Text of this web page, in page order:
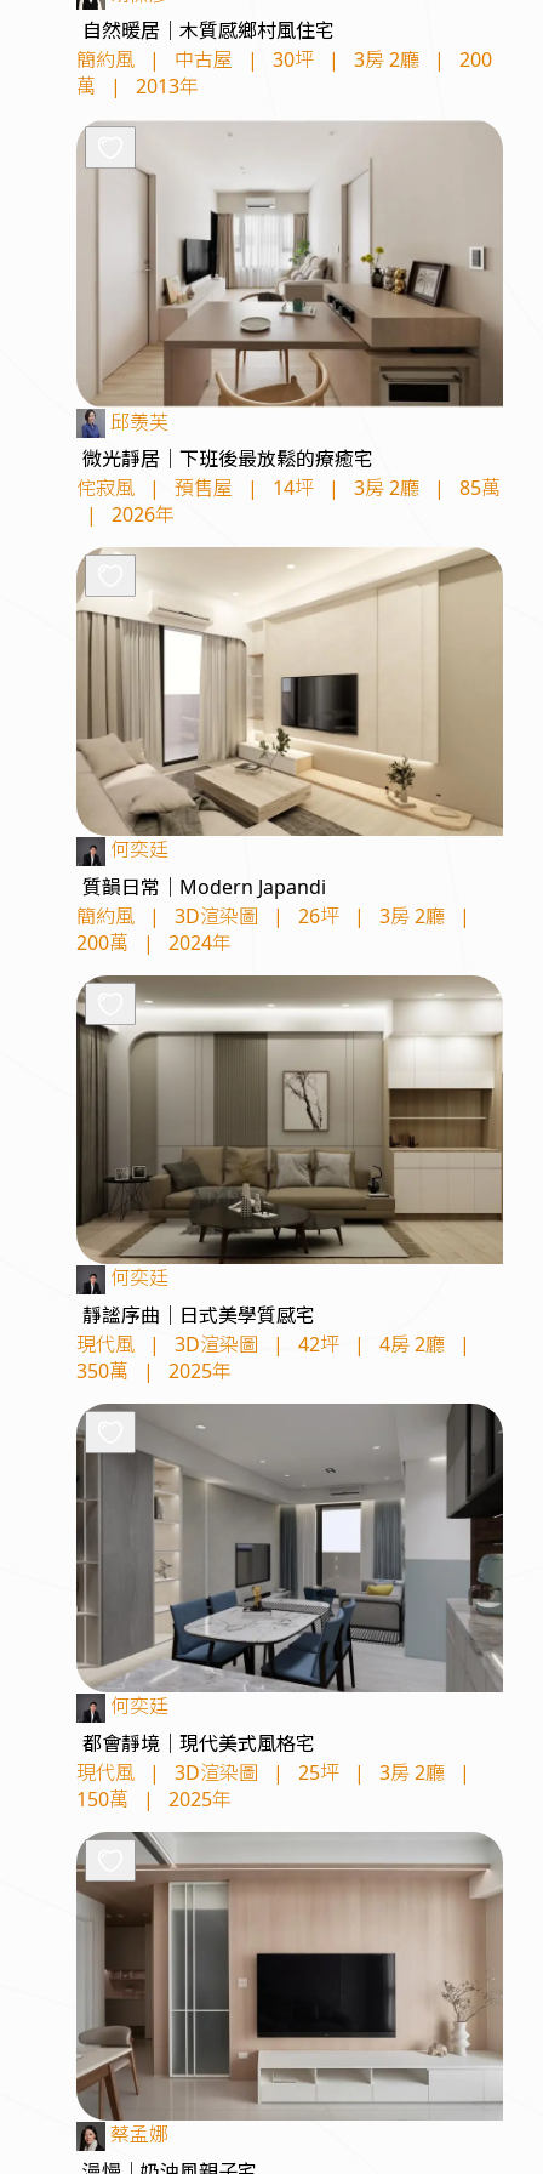
自然暖居｜木質感鄉村風住宅
簡約風
| 中古屋 | 30坪 | 3房 2廳 |
200
萬
| 2013年
邱羡芙
微光靜居｜下班後最放鬆的療癒宅
侘寂風
| 預售屋 | 14坪 | 3房 2廳 |
85萬
|
2026年
何奕廷
質韻日常｜Modern Japandi
簡約風
| 3D渲染圖 | 26坪 | 3房 2廳
|
200萬
| 2024年
何奕廷
靜謐序曲｜日式美學質感宅
現代風
| 3D渲染圖 | 42坪 | 4房 2廳
|
350萬
| 2025年
何奕廷
都會靜境｜現代美式風格宅
現代風
| 3D渲染圖 | 25坪 | 3房 2廳
|
150萬
| 2025年
蔡孟娜